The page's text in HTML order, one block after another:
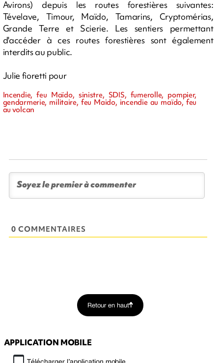
Avirons) depuis les routes forestières suivantes:
Tévelave, Timour, Maïdo, Tamarins, Cryptomérias,
Grande Terre et Scierie. Les sentiers permettant
d'accéder à ces routes forestières sont également
interdits au public.
Julie fioretti pour
Incendie, feu Maïdo, sinistre, SDIS, fumerolle, pompier,
gendarmerie, militaire, feu Maido, incendie au maïdo, feu
au volcan
0 COMMENTAIRES
Retour en haut
APPLICATION MOBILE